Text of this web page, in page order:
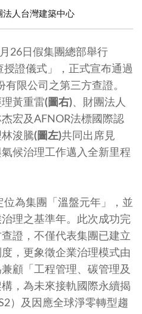
法人台灣建築中心
26日假集團總部舉行
授證儀式」，正式宣布通過
限公司之第三方查證。
黃重雷(圖右)、財團法人
宏及AFNOR法標國際認
浚騰(圖左)共同出席見
候治理工作邁入全新里程
為集團「溫盤元年」，並
理之基準年。此次成功完
證，不僅代表集團已建立
，更象徵企業治理模式由
顧「工程管理、碳管理及
，為未來接軌國際永續揭
）及因應全球淨零轉型趨